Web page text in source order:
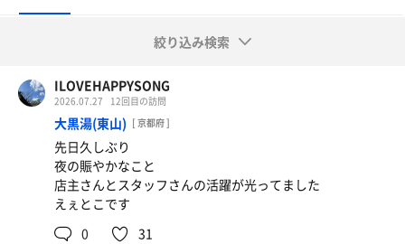
絞り込み検索
ILOVEHAPPYSONG
2026.07.27 12回目の訪問
大黒湯(東山) [ 京都府 ]
先日久しぶり
夜の賑やかなこと
店主さんとスタッフさんの活躍が光ってました
えぇとこです
0
31